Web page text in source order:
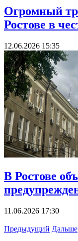
Огромный
Ростове в
12.06.2026 15:35
В Ростове
11.06.2026 17:30
Предыдущий Дальше